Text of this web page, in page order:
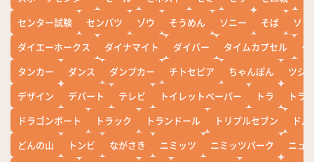
センター試験
センバツ ゾウ そうめん ソニー そば
ソ
ダイエーホークス
ダイナマイト ダイバー タイムカプセル
タ
タンカー
ダンス ダンプカー チトセピア ちゃんぽん
ツシ
デザイン
デパート テレビ トイレットペーパー トラ
トラ
ドラゴンボート
トラック トランドール トリプルセブン
ド
どんの山
トンビ ながさき ニミッツ ニミッツパーク
ニュ